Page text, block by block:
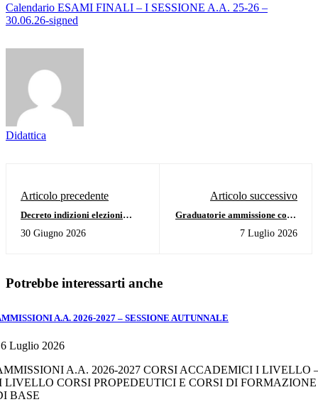
Calendario ESAMI FINALI – I SESSIONE A.A. 25-26 –
30.06.26-signed
Didattica
Articolo precedente
Decreto indizioni elezioni
2026 - 2029
30 Giugno 2026
Articolo successivo
Graduatorie ammissione corsi
SESSIONE
7 Luglio 2026
Potrebbe interessarti anche
A.A. 2026-2027 – SESSIONE AUTUNNALE
Luglio 2026
A.A. 2026-2027 CORSI ACCADEMICI I LIVELLO
LIVELLO CORSI PROPEDEUTICI E CORSI DI FORMAZIONE
BASE